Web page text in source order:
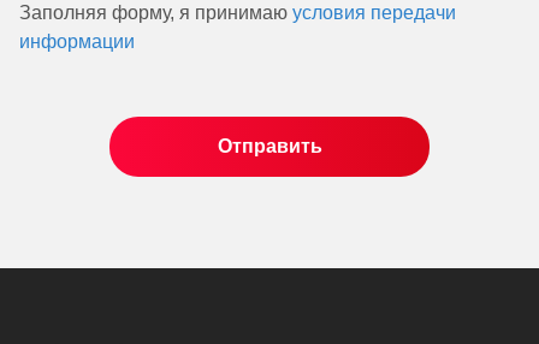
Заполняя форму, я принимаю условия передачи
информации